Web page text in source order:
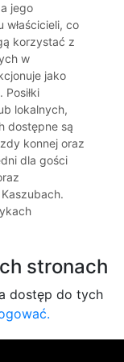
jego
właścicieli, co
korzystać z
w
jako
lokalnych,
dostępne są
konnej oraz
dla gości
stronach
dostęp do tych